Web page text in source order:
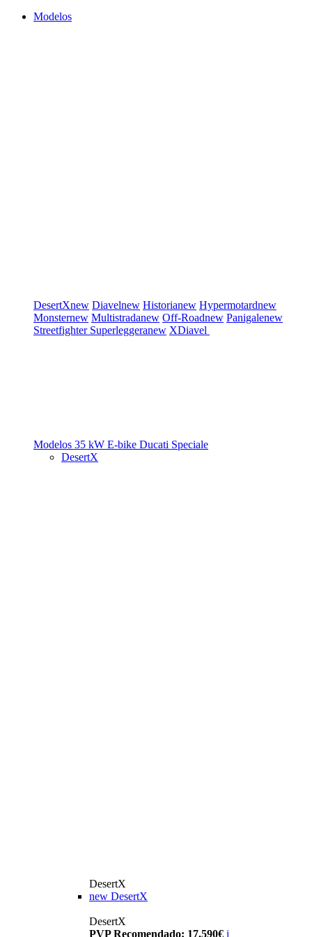
Modelos
DesertXnew Diavelnew Historianew Hypermotardnew
Monsternew Multistradanew Off-Roadnew Panigalenew
Streetfighter Superleggeranew XDiavel
Modelos 35 kW E-bike Ducati Speciale
DesertX
DesertX
new DesertX
DesertX
PVP Recomendado: 17.590€ i